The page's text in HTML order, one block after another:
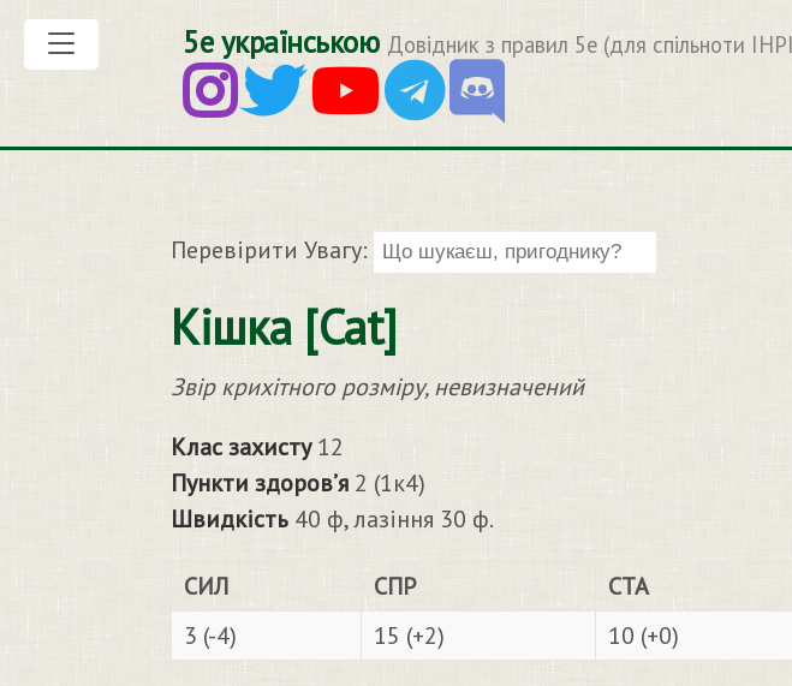
5е українською Довідник з правил 5e (для спільноти
Перевірити Увагу:
Кішка [Cat]
Звір крихітного розміру, невизначений
Клас захисту12
Пункти здоров’я 2 (1к4)
Швидкість 40 ф, лазіння 30 ф.
СИЛ СПР СТА
3 (-4)
15 (+2) 10 (+0)